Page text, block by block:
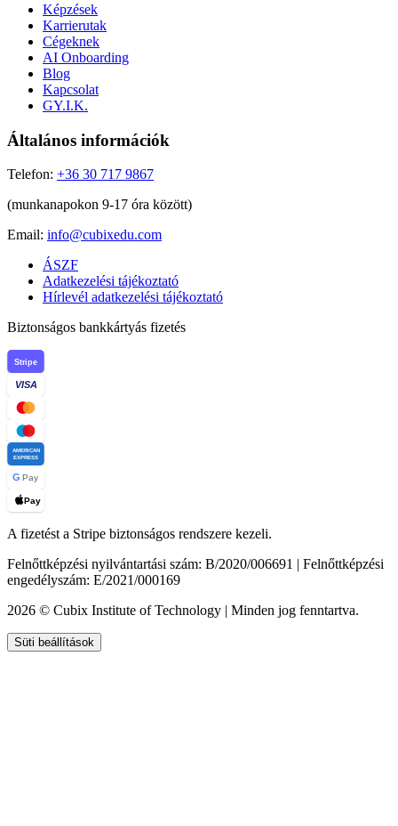
Képzések
Karrierutak
Cégeknek
AI Onboarding
Blog
Kapcsolat
GY.I.K.
Általános információk
Telefon: +36 30 717 9867
(munkanapokon 9-17 óra között)
Email: info@cubixedu.com
ÁSZF
Adatkezelési tájékoztató
Hírlevél adatkezelési tájékoztató
Biztonságos bankkártyás fizetés
Stripe
VISA
AMERICAN
EXPRESS
G Pay
Pay
A fizetést a Stripe biztonságos rendszere kezeli.
Felnőttképzési nyilvántartási szám: B/2020/006691 | Felnőttképzési
engedélyszám: E/2021/000169
2026 © Cubix Institute of Technology | Minden jog fenntartva.
Süti beállítások